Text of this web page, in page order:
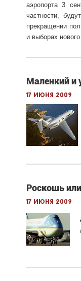
аэропорта 3
частности,
прекращении
и выборах
Маленкий и
17 июня 2009
Роскошь
17 июня 2009